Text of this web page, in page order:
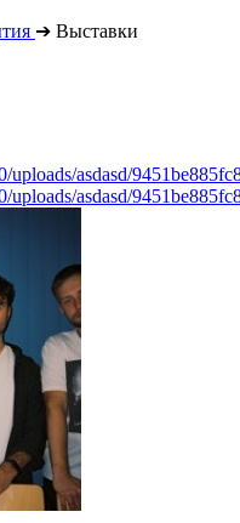
➔ Выставки
uploads/asdasd/
uploads/asdasd/